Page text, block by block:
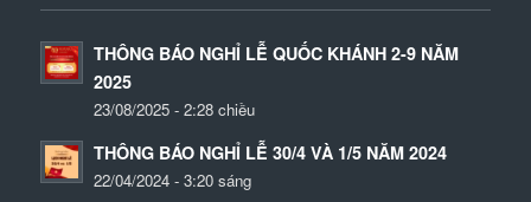
THÔNG BÁO NGHỈ LỄ QUỐC KHÁNH 2-9 NĂM
2025
23/08/2025 - 2:28 chiều
THÔNG BÁO NGHỈ LỄ 30/4 VÀ 1/5 NĂM 2024
22/04/2024 - 3:20 sáng